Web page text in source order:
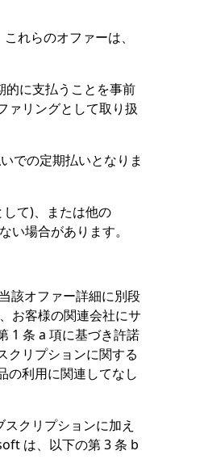
れらのオファーは、
的に支払うことを事前
ァリングとして取り扱
での定期払いとなりま
て)、または他の
場合があります。
該オファー詳細に別段
お客様の関連会社にサ
1 条 a 項に基づき許諾
クリプションに関する
の利用に関連してなし
クリプションに加え
は、以下の第 3 条 b